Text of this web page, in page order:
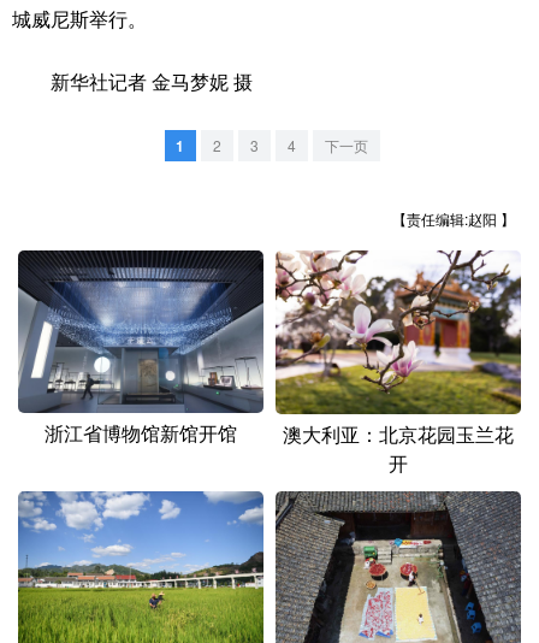
彩票
北京 天津 河北 山西
辽宁 吉林 上海 江苏
浙江 安徽 福建 江西
山东 河南 湖北 湖南
四川 云南 西藏
陕西 甘肃 青海 宁夏
新疆 内蒙古 黑龙江
城威尼斯举行。
新华社记者 金马梦妮 摄
1 2 3 4 下一页
【责任编辑:赵阳 】
浙江省博物馆新馆开馆
澳大利亚：北京花园玉兰花
开